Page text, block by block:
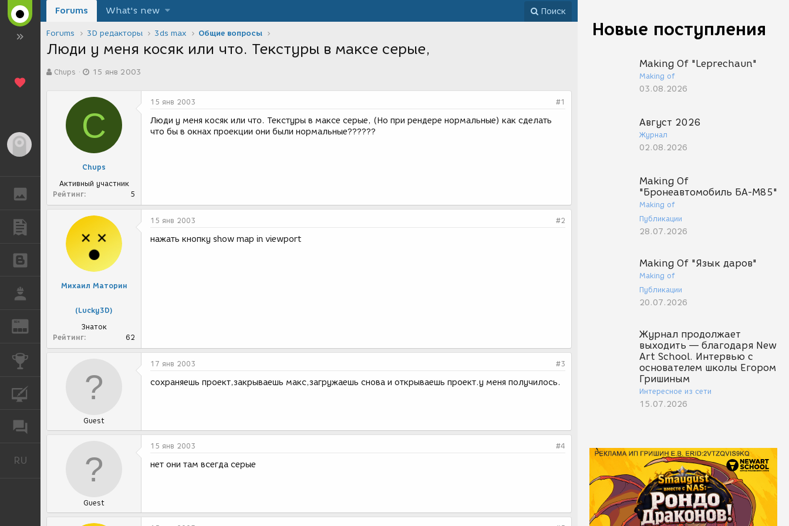
ГАЛЕРЕЯ
ПУБЛИКАЦИИ
БЛОГИ
REN
RU
Новые поступления
Making Of "Leprechaun"
Making of
03.08.2026
Август 2026
Журнал
02.08.2026
Making Of
"Бронеавтомобиль БА-М85"
Making of
Публикации
28.07.2026
Making Of "Язык даров"
Making of
Публикации
20.07.2026
Журнал продолжает
выходить — благодаря New
Art School. Интервью с
основателем школы Егором
Гришиным
Интересное из сети
15.07.2026
Forums What's new Поиск
Forums 3D редакторы 3ds max Общие вопросы
Люди у меня косяк или что. Текстуры в максе серые,
в
Chups
а
а
о
д
и
я
15 янв 2003
C
Chups
Активный участник
Рейтинг
5
15 янв 2003 #1
Люди у меня косяк или что. Текстуры в максе серые, (Но при рендере нормальные) как сделать
что бы в окнах проекции они были нормальные??????
Михаил Маторин
(Lucky3D)
Знаток
Рейтинг
62
15 янв 2003 #2
нажать кнопку show map in viewport
Guest
17 янв 2003 #3
сохраняешь проект,закрываешь макс,загружаешь снова и открываешь проект.у меня получилось.
Guest
15 янв 2003 #4
нет они там всегда серые